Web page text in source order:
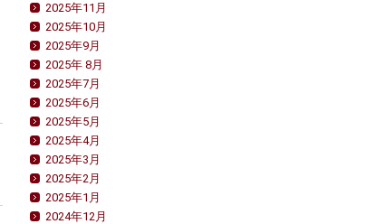
2025年11月
2025年10月
2025年9月
2025年 8月
2025年7月
2025年6月
2025年5月
2025年4月
2025年3月
2025年2月
2025年1月
2024年12月